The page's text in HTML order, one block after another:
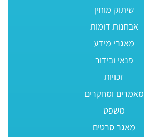
שיתוק מוחין
אבחנות דומות
מאגרי מידע
פנאי ובידור
זכויות
מאמרים ומחקרים
משפט
מאגר סרטים